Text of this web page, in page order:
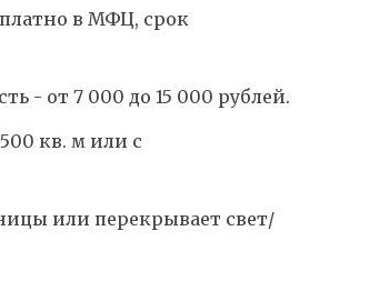
в МФЦ, срок
- от 7 000 до 15 000 рублей.
кв. м или с
или перекрывает свет/